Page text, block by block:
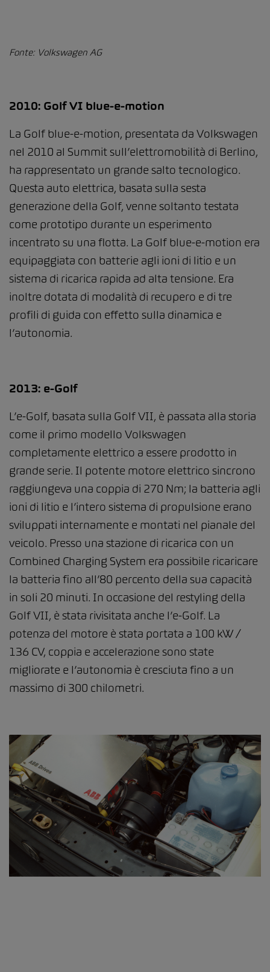
Fonte: Volkswagen AG
2010: Golf VI blue-e-motion
La Golf blue-e-motion, presentata da Volkswagen
nel 2010 al Summit sull’elettromobilità di Berlino,
ha rappresentato un grande salto tecnologico.
Questa auto elettrica, basata sulla sesta
generazione della Golf, venne soltanto testata
come prototipo durante un esperimento
incentrato su una flotta. La Golf blue-e-motion era
equipaggiata con batterie agli ioni di litio e un
sistema di ricarica rapida ad alta tensione. Era
inoltre dotata di modalità di recupero e di tre
profili di guida con effetto sulla dinamica e
l’autonomia.
2013: e-Golf
L’e-Golf, basata sulla Golf VII, è passata alla storia
come il primo modello Volkswagen
completamente elettrico a essere prodotto in
grande serie. Il potente motore elettrico sincrono
raggiungeva una coppia di 270 Nm; la batteria agli
ioni di litio e l’intero sistema di propulsione erano
sviluppati internamente e montati nel pianale del
veicolo. Presso una stazione di ricarica con un
Combined Charging System era possibile ricaricare
la batteria fino all’80 percento della sua capacità
in soli 20 minuti. In occasione del restyling della
Golf VII, è stata rivisitata anche l’e-Golf. La
potenza del motore è stata portata a 100 kW /
136 CV, coppia e accelerazione sono state
migliorate e l’autonomia è cresciuta fino a un
massimo di 300 chilometri.